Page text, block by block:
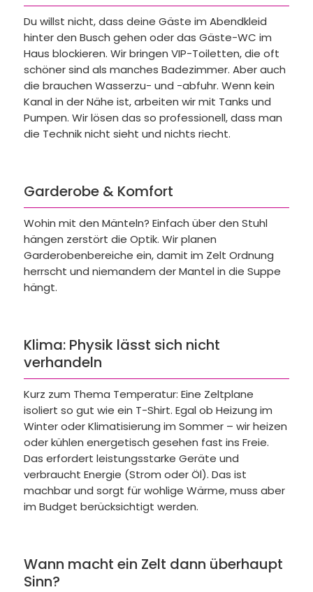
Du willst nicht, dass deine Gäste im Abendkleid
hinter den Busch gehen oder das Gäste-WC im
Haus blockieren. Wir bringen VIP-Toiletten, die oft
schöner sind als manches Badezimmer. Aber auch
die brauchen Wasserzu- und -abfuhr. Wenn kein
Kanal in der Nähe ist, arbeiten wir mit Tanks und
Pumpen. Wir lösen das so professionell, dass man
die Technik nicht sieht und nichts riecht.
Garderobe & Komfort
Wohin mit den Mänteln? Einfach über den Stuhl
hängen zerstört die Optik. Wir planen
Garderobenbereiche ein, damit im Zelt Ordnung
herrscht und niemandem der Mantel in die Suppe
hängt.
Klima: Physik lässt sich nicht
verhandeln
Kurz zum Thema Temperatur: Eine Zeltplane
isoliert so gut wie ein T-Shirt. Egal ob Heizung im
Winter oder Klimatisierung im Sommer – wir heizen
oder kühlen energetisch gesehen fast ins Freie.
Das erfordert leistungsstarke Geräte und
verbraucht Energie (Strom oder Öl). Das ist
machbar und sorgt für wohlige Wärme, muss aber
im Budget berücksichtigt werden.
Wann macht ein Zelt dann überhaupt
Sinn?